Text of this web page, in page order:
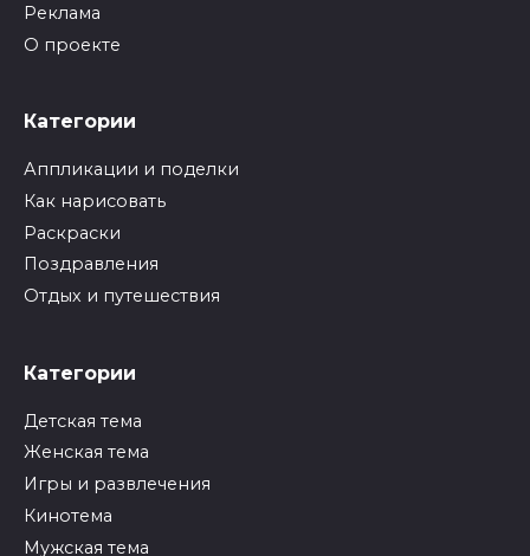
Реклама
О проекте
Категории
Аппликации и поделки
Как нарисовать
Раскраски
Поздравления
Отдых и путешествия
Категории
Детская тема
Женская тема
Игры и развлечения
Кинотема
Мужская тема